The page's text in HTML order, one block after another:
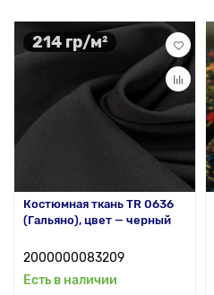
214 гр/м²
Костюмная ткань TR 0636
(Гальяно), цвет — черный
2000000083209
Есть в наличии